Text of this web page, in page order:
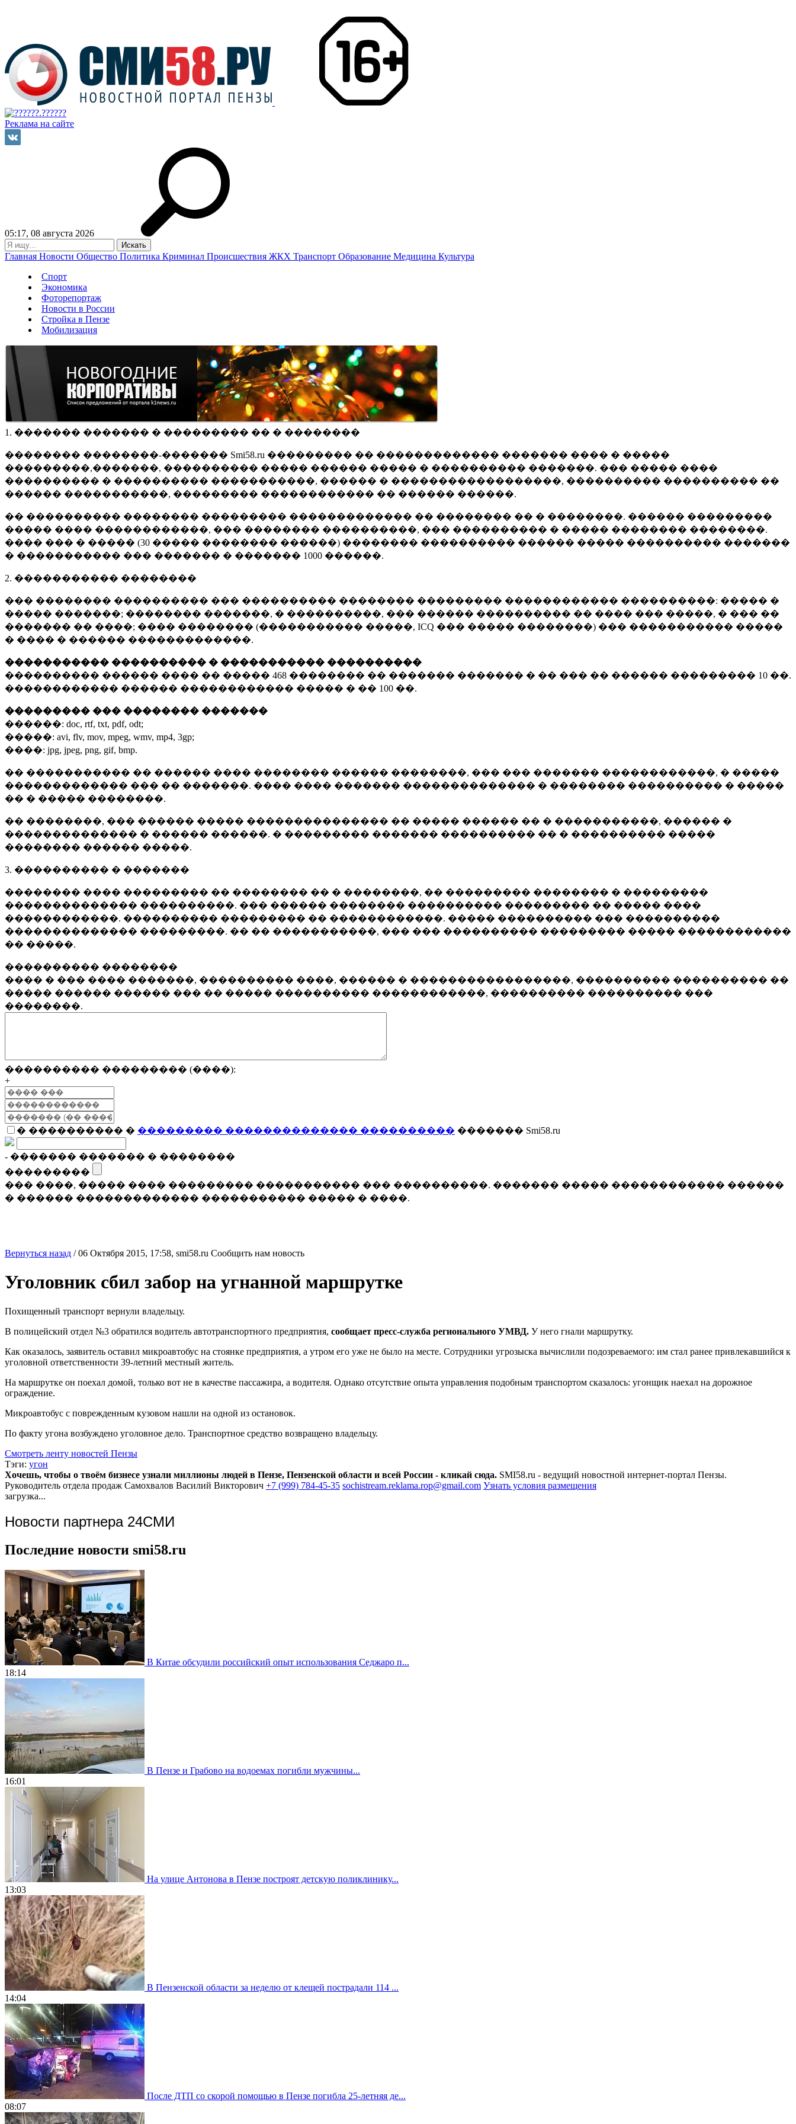
Реклама на сайте
05:17, 08 августа 2026
Главная Новости Общество Политика Криминал Происшествия ЖКХ Транспорт Образование Медицина Культура
Спорт
Экономика
Фоторепортаж
Новости в России
Стройка в Пензе
Мобилизация
1. ������� ������� � ��������� �� � ��������
�������� ��������-������� Smi58.ru ��������� �� ������������� ������� ���� � �����
���������,�������, ���������� ����� ������ ����� � ���������� �������. ��� ����� ����
���������� � ���������� �����������, ������ � ������������������, ���������� ���������� ��
������ �����������, ��������� ������������ �� ������ ������.
�� ���������� �������� ��������� ������������� �� �������� �� � ��������. ������ ���������
����� ���� ������������, ��� �������� ����������, ��� ���������� � ����� �������� ��������.
���� ��� � ����� (30 ����� �������� ������) �������� ���������� ������ ����� ���������� �������
� ����������� ��� ������� � ������� 1000 ������.
2. ����������� ��������
��� �������� ���������� ��� ���������� �������� ��������� ������������ ����������: ����� �
����� �������; �������� �������, � ����������, ��� ������ ���������� �� ���� ��� �����, � ��� ��
������� �� ����; ���� �������� (����������� �����, ICQ ��� ����� ��������) ��� ����������� �����
� ���� � ������ �������������.
����������� ���������� � ����������� ����������
���������� ������ ���� �� ����� 468 �������� �� ������� ������� � �� ��� �� ������ ��������� 10 ��.
������������ ������ ������������ ����� � �� 100 ��.
��������� ��� �������� �������
������: doc, rtf, txt, pdf, odt;
�����: avi, flv, mov, mpeg, wmv, mp4, 3gp;
����: jpg, jpeg, png, gif, bmp.
�� ����������� �� ������ ���� �������� ������ ��������, ��� ��� ������� ������������, � �����
������������� ��� �� �������. ���� ���� ������� �������������� � �������� ���������� � �����
�� � ����� ��������.
�� ��������, ��� ������ ����� ��������������� �� ����� ������ �� � �����������, ������ �
�������������� � ������ ������. � ��������� ������� ���������� �� � ���������� �����
�������� ������ �����.
3. ���������� � �������
�������� ���� ��������� �� �������� �� � ��������, �� ��������� �������� � ���������
�������������� ����������. ��� ������ �������� ���������� ��������� �� ����� ����
������������. ���������� ��������� �� ������������. ����� ���������� ��� ����������
�������������� ���������. �� �� �����������, ��� ��� ���������� ��������� ����� ������������
�� �����.
���������� ��������
���� � ��� ���� �������, ���������� ����, ������ � �����������������, ���������� ���������� ��
����� ������ ������ ��� �� ����� ���������� ������������, ���������� ���������� ���
��������.
���������� ��������� (����):
+
� ���������� � ��������� �������������� ���������� ������� Smi58.ru
- ������� ������� � ��������
���������
��� ����, ����� ���� ��������� ����������� ��� ����������. ������� ����� ������������ ������
� ������ ������������� ����������� ����� � ����.
Вернуться назад /06 Октября 2015, 17:58, smi58.ru Сообщить нам новость
Уголовник сбил забор на угнанной маршрутке
Похищенный транспорт вернули владельцу.
В полицейский отдел №3 обратился водитель автотранспортного предприятия, сообщает пресс-служба регионального УМВД. У него гнали маршрутку.
Как оказалось, заявитель оставил микроавтобус на стоянке предприятия, а утром его уже не было на месте. Сотрудники угрозыска вычислили подозреваемого: им стал ранее привлекавшийся к
уголовной ответственности 39-летний местный житель.
На маршрутке он поехал домой, только вот не в качестве пассажира, а водителя. Однако отсутствие опыта управления подобным транспортом сказалось: угонщик наехал на дорожное
ограждение.
Микроавтобус с поврежденным кузовом нашли на одной из остановок.
По факту угона возбуждено уголовное дело. Транспортное средство возвращено владельцу.
Смотреть ленту новостей Пензы
Тэги: угон
Хочешь, чтобы о твоём бизнесе узнали миллионы людей в Пензе, Пензенской области и всей России - кликай сюда. SMI58.ru - ведущий новостной интернет-портал Пензы.
Руководитель отдела продаж Самохвалов Василий Викторович +7 (999) 784-45-35 sochistream.reklama.rop@gmail.com Узнать условия размещения
загрузка...
Новости партнера 24СМИ
Последние новости smi58.ru
В Китае обсудили российский опыт использования Седжаро п...
18:14
В Пензе и Грабово на водоемах погибли мужчины...
16:01
На улице Антонова в Пензе построят детскую поликлинику...
13:03
В Пензенской области за неделю от клещей пострадали 114 ...
14:04
После ДТП со скорой помощью в Пензе погибла 25-летняя де...
08:07